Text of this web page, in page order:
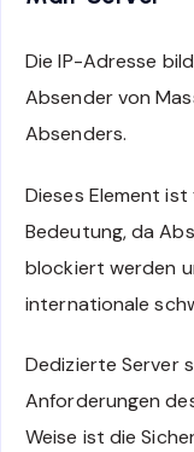
Die IP-Adresse
Absender von
Absenders.
Dieses Element
Bedeutung, da
blockiert werden
internationale
Dedizierte Server
Anforderungen
Weise ist die